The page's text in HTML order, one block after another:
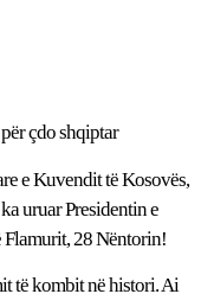
çdo shqiptar
e Kuvendit të Kosovës,
uruar Presidentin e
Flamurit, 28 Nëntorin!
të kombit në histori. Ai